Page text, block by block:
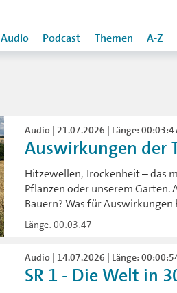
Audio Podcast Themen A-Z
Audio | 21.07.2026 | Länge:
Auswirkungen der
Hitzewellen, Trockenheit – das
Pflanzen oder unserem Garten.
Bauern? Was für
Länge: 00:03:47
Audio | 14.07.2026 | Länge:
SR 1 - Die Welt in